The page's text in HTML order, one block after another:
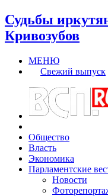
Судьбы
Кривозубов
МЕНЮ
Свежий выпуск
Общество
Власть
Экономика
Парламентские
Новости